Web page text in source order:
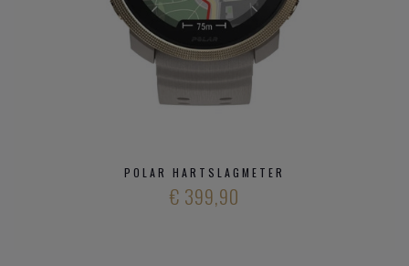
POLAR HARTSLAGMETER
€ 399,90